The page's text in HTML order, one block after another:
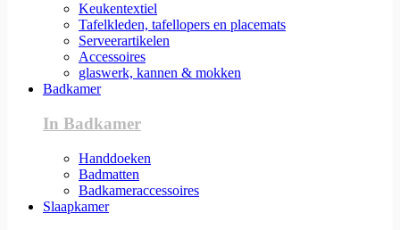
Keukentextiel
Tafelkleden, tafellopers en placemats
Serveerartikelen
Accessoires
glaswerk, kannen & mokken
Badkamer
In Badkamer
Handdoeken
Badmatten
Badkameraccessoires
Slaapkamer